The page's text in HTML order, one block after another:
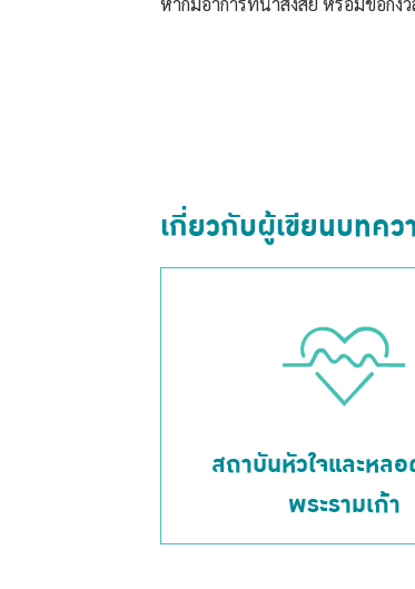
เกี่ยวกับผู้เขียนบทคว
สถาบันหัวใจและหล
พระรามเก้า